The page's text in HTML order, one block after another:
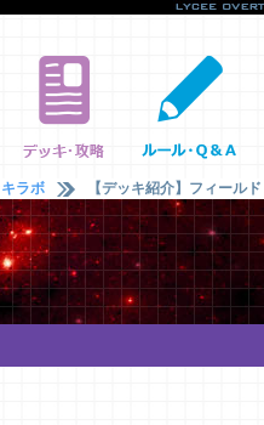
ラボ 【デッキ紹介】フィール